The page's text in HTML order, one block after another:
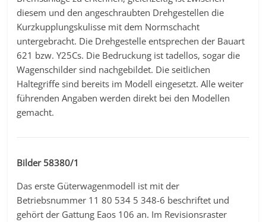
diesem und den angeschraubten Drehgestellen die
Kurzkupplungskulisse mit dem Normschacht
untergebracht. Die Drehgestelle entsprechen der Bauart
621 bzw. Y25Cs. Die Bedruckung ist tadellos, sogar die
Wagenschilder sind nachgebildet. Die seitlichen
Haltegriffe sind bereits im Modell eingesetzt. Alle weiter
führenden Angaben werden direkt bei den Modellen
gemacht.
Bilder 58380/1
Das erste Güterwagenmodell ist mit der
Betriebsnummer 11 80 534 5 348-6 beschriftet und
gehört der Gattung Eaos 106 an. Im Revisionsraster